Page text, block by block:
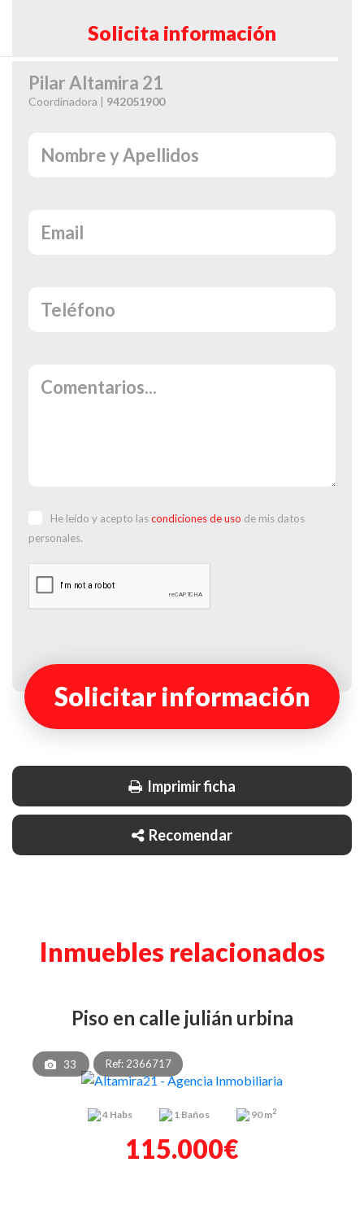
Solicita información
Pilar Altamira 21
Coordinadora | 942051900
He leído y acepto lascondiciones de uso de mis datos
personales.
Solicitar información
Imprimir ficha
Recomendar
Inmuebles relacionados
piso en calle julián urbina
33 Ref: 2366717
4 Habs 1 Baños 90 m2
115.000€